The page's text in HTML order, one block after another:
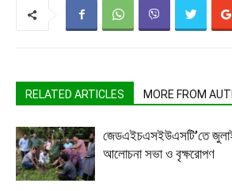
RELATED ARTICLES MORE FROM
জেডএইচএসইউএসটি’তে
আলোচনা সভা ও বৃক্ষরোপণ